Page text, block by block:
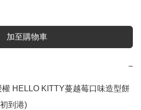
加至購物車
−
HELLO KITTY蔓越莓口味造型餅
到港)